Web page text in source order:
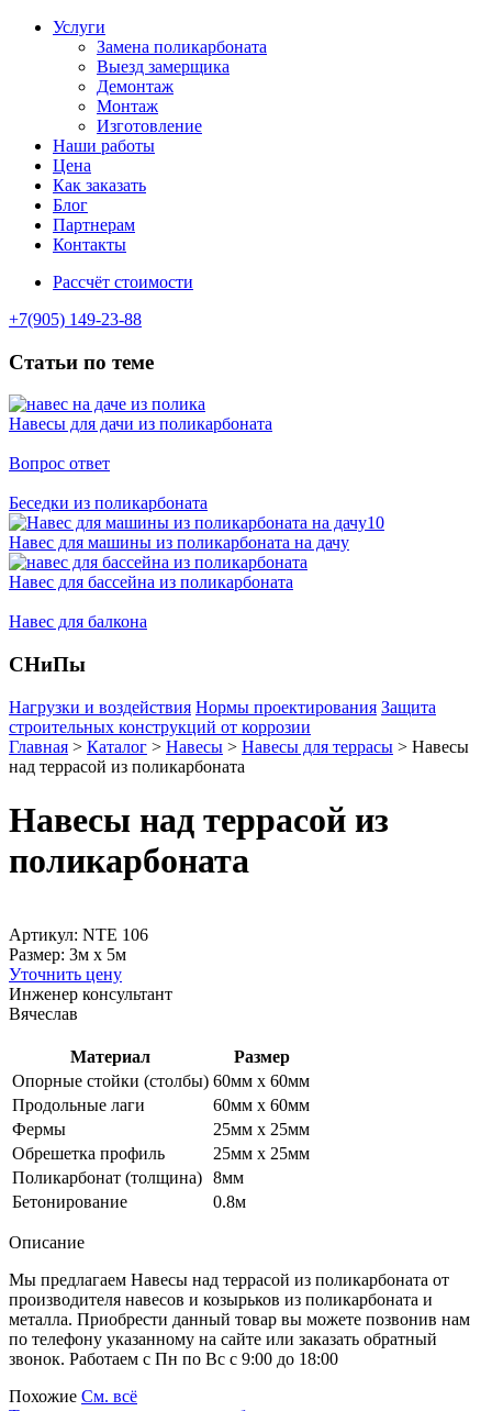
Услуги
Замена поликарбоната
Выезд замерщика
Демонтаж
Монтаж
Изготовление
Наши работы
Цена
Как заказать
Блог
Партнерам
Контакты
Рассчёт стоимости
+7(905) 149-23-88
Статьи по теме
Навесы для дачи из поликарбоната
Вопрос ответ
Беседки из поликарбоната
Навес для машины из поликарбоната на дачу
Навес для бассейна из поликарбоната
Навес для балкона
СНиПы
Нагрузки и воздействия Нормы проектирования Защита
строительных конструкций от коррозии
Главная > Каталог > Навесы > Навесы для террасы > Навесы
над террасой из поликарбоната
Навесы над террасой из
поликарбоната
Артикул: NTE 106
Размер: 3м x 5м
Уточнить цену
Инженер консультант
Вячеслав
Материал
Размер
Опорные стойки (столбы) 60мм х 60мм
Продольные лаги
60мм х 60мм
Фермы
25мм х 25мм
Обрешетка профиль
25мм х 25мм
Поликарбонат (толщина) 8мм
Бетонирование
0.8м
Описание
Мы предлагаем Навесы над террасой из поликарбоната от
производителя навесов и козырьков из поликарбоната и
металла. Приобрести данный товар вы можете позвонив нам
по телефону указанному на сайте или заказать обратный
звонок. Работаем с Пн по Вс с 9:00 до 18:00
Похожие См. всё